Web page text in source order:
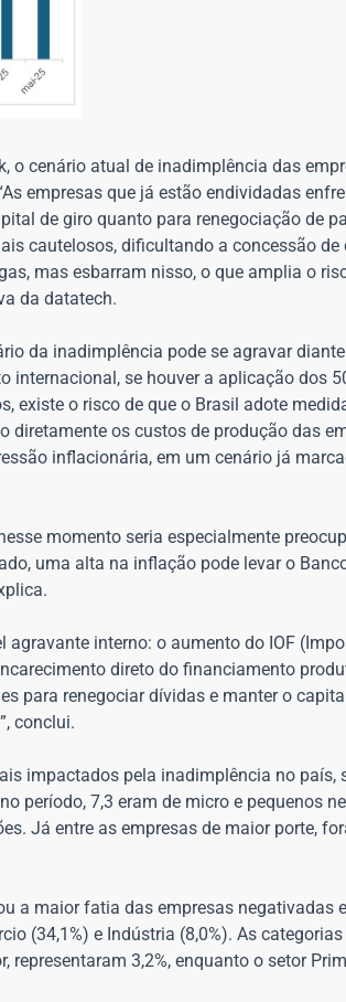
o cenário atual de inadimplência das
empresas que já estão endividadas
de giro quanto para renegociação de
cautelosos, dificultando a concessão
mas esbarram nisso, o que amplia o
da datatech.
da inadimplência pode se agravar
internacional, se houver a aplicação dos
existe o risco de que o Brasil adote
os custos de produção das
inflacionária, em um cenário já
momento seria especialmente
uma alta na inflação pode levar o
interno: o aumento do IOF
direto do financiamento
para renegociar dívidas e manter o
conclui.
impactados pela inadimplência no país,
período, 7,3 eram de micro e pequenos
Já entre as empresas de maior porte,
a maior fatia das empresas negativadas
(34,1%) e Indústria (8,0%). As
representaram 3,2%, enquanto o setor